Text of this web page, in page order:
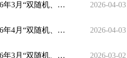
霍城县消防救援大队2026年3月“双随机、一公开”监督检查工作结果公示情况 2026-04-03
霍城县消防救援大队2026年4月“双随机、一公开”监督抽查计划 2026-04-03
霍城县消防救援大队2026年3月“双随机、一公开”监督抽查计划 2026-03-02